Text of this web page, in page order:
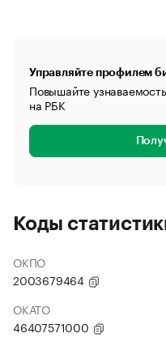
Управляйте профилем
Повышайте
на РБК
Коды
ОКПО
2003679464
ОКАТО
46407571000